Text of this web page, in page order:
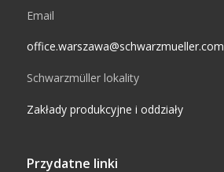
Email
office.warszawa@schwarzmueller.com
Schwarzmüller lokality
Zakłady produkcyjne i oddziały
Przydatne linki